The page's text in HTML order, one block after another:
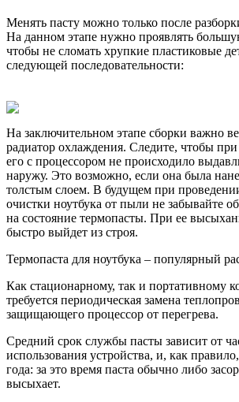
Менять пасту можно только после
На данном этапе нужно проявлять
чтобы не сломать хрупкие пластиковые
следующей последовательности:
На заключительном этапе сборки важно
радиатор охлаждения. Следите, чтобы
его с процессором не происходило
наружу. Это возможно, если она была
толстым слоем. В будущем при
очистки ноутбука от пыли не забывайте
на состояние термопасты. При ее
быстро выйдет из строя.
Термопаста для ноутбука – популярный
Как стационарному, так и портативному
требуется периодическая замена
защищающего процессор от перегрева.
Средний срок службы пасты зависит от
использования устройства, и, как
года: за это время паста обычно либо
высыхает.